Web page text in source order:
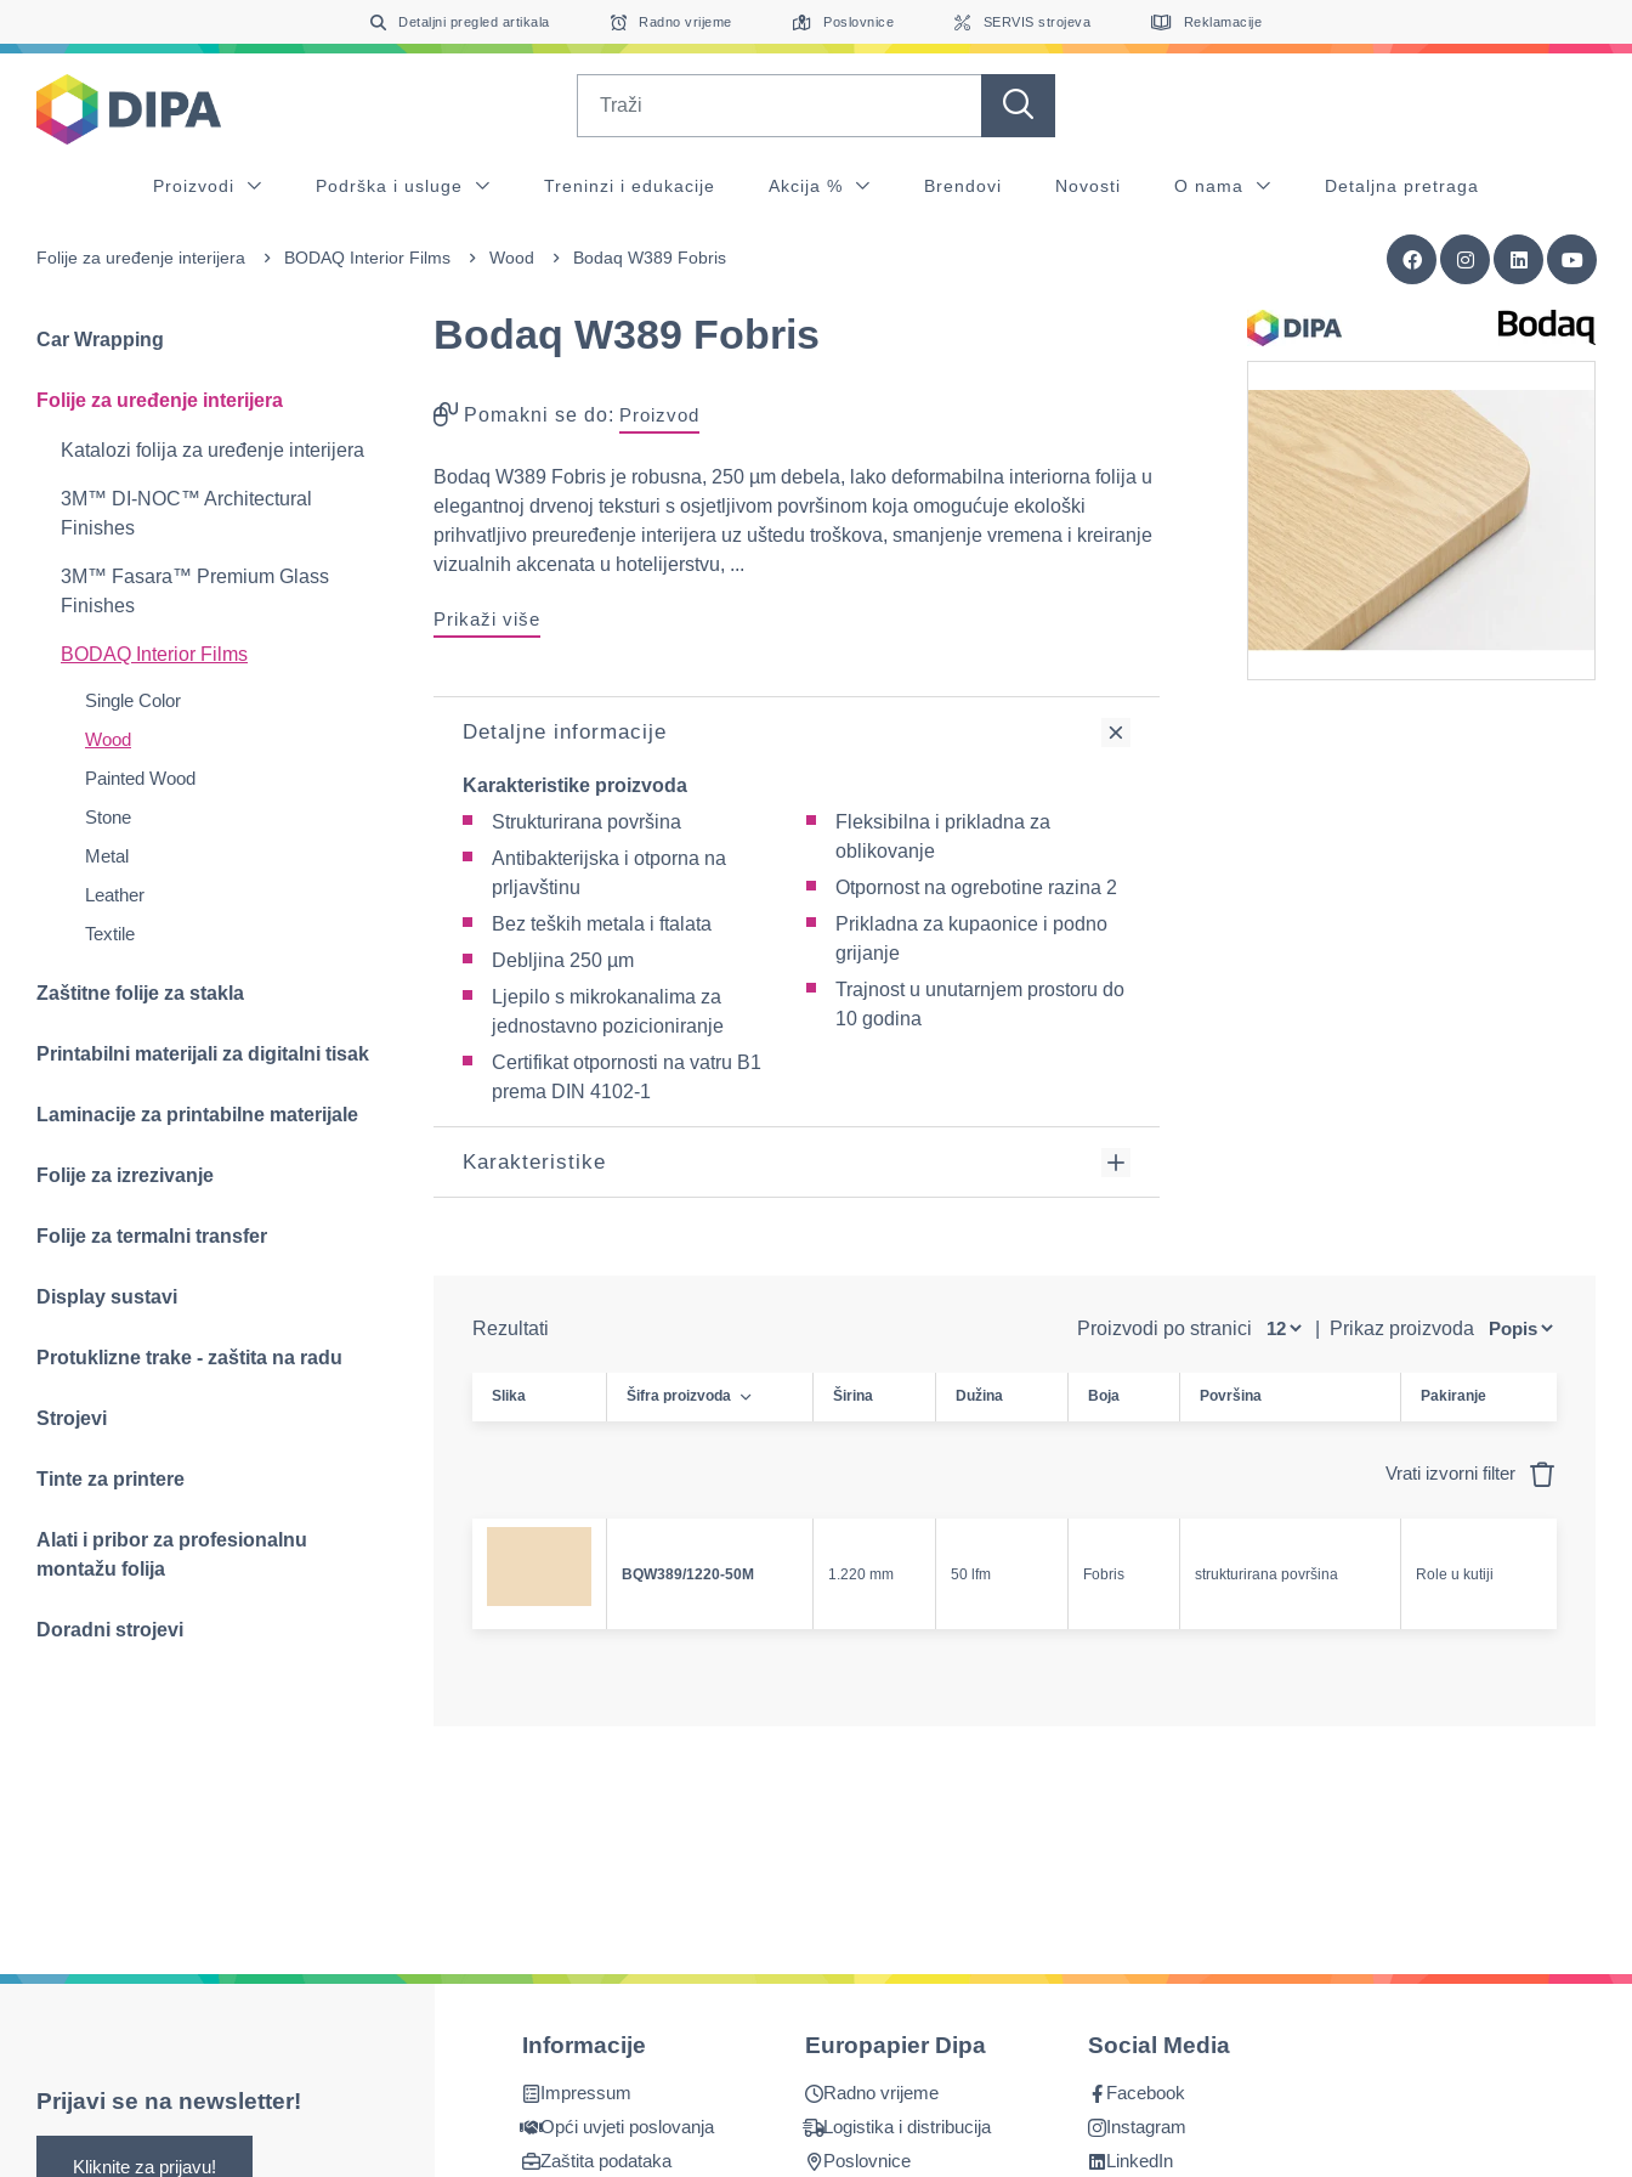
Detaljni pregled artikala Radno vrijeme Poslovnice SERVIS strojeva Reklamacije
Proizvodi Podrška i usluge Treninzi i edukacije Akcija % Brendovi Novosti O nama Detaljna pretraga
Folije za uređenje interijera BODAQ Interior Films Wood Bodaq W389 Fobris
Car Wrapping
Folije za uređenje interijera
Katalozi folija za uređenje interijera
3M™ DI-NOC™ Architectural
Finishes
3M™ Fasara™ Premium Glass
Finishes
BODAQ Interior Films
Single Color
Wood
Painted Wood
Stone
Metal
Leather
Textile
Zaštitne folije za stakla
Printabilni materijali za digitalni tisak
Laminacije za printabilne materijale
Folije za izrezivanje
Folije za termalni transfer
Display sustavi
Protuklizne trake - zaštita na radu
Strojevi
Tinte za printere
Alati i pribor za profesionalnu
montažu folija
Doradni strojevi
Bodaq W389 Fobris
Pomakni se do: Proizvod
Bodaq W389 Fobris je robusna, 250 µm debela, lako deformabilna interiorna folija u
elegantnoj drvenoj teksturi s osjetljivom površinom koja omogućuje ekološki
prihvatljivo preuređenje interijera uz uštedu troškova, smanjenje vremena i kreiranje
vizualnih akcenata u hotelijerstvu, ...
Prikaži više
Detaljne informacije
Karakteristike proizvoda
Strukturirana površina
Antibakterijska i otporna na
prljavštinu
Bez teških metala i ftalata
Debljina 250 µm
Ljepilo s mikrokanalima za
jednostavno pozicioniranje
Certifikat otpornosti na vatru B1
prema DIN 4102-1
Fleksibilna i prikladna za
oblikovanje
Otpornost na ogrebotine razina 2
Prikladna za kupaonice i podno
grijanje
Trajnost u unutarnjem prostoru do
10 godina
Karakteristike
Rezultati Proizvodi po stranici Prikaz proizvoda
Slika Šifra proizvoda Širina Dužina Boja Površina Pakiranje
Vrati izvorni filter
BQW389/1220-50M 1.220 mm 50 lfm Fobris strukturirana površina Role u kutiji
Prijavi se na newsletter!
Kliknite za prijavu!
Informacije
Impressum
Opći uvjeti poslovanja
Zaštita podataka
Europapier Dipa
Radno vrijeme
Logistika i distribucija
Poslovnice
Social Media
Facebook
Instagram
LinkedIn